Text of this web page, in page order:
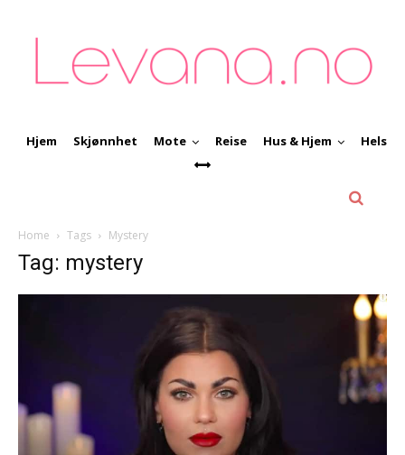
Hjem Skjønnhet Mote Reise Hus & Hjem Helse
Home Tags Mystery
Tag: mystery